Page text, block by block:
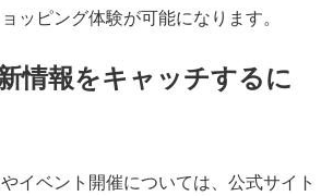
ッピング体験が可能になります。
情報をキャッチするに
イベント開催については、公式サイト